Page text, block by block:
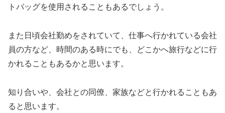
トバッグを使用されることもあるでしょう。
また日頃会社勤めをされていて、仕事へ行かれている会社
員の方など、時間のある時にでも、どこかへ旅行などに行
かれることもあるかと思います。
知り合いや、会社との同僚、家族などと行かれることもあ
ると思います。